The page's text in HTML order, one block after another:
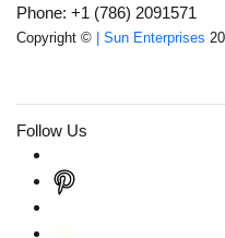
Phone: +1 (786) 2091571
Copyright © | Sun Enterprises
Follow Us